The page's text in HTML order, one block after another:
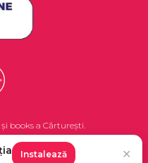
books a Cărturești.
drepturile rezervate.
Instalează ✕